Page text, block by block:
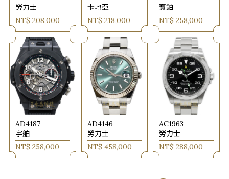
勞力士
NT$ 208,000
卡地亞
NT$ 218,000
寶鉑
NT$ 258,000
AD4187
宇舶
NT$ 258,000
AD4146
勞力士
NT$ 458,000
AC1963
勞力士
NT$ 288,000